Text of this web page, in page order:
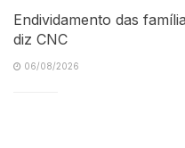
Endividamento das
diz CNC
06/08/2026